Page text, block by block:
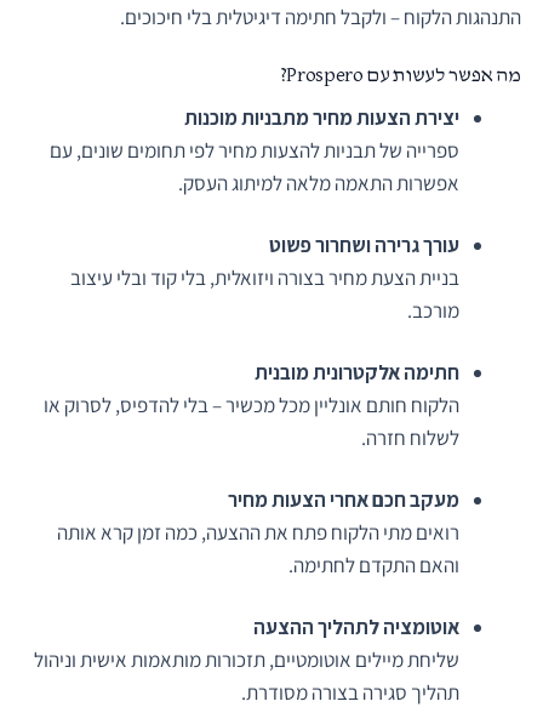
התנהגות הלקוח – ולקבל חתימה דיגיטלית בלי חיכוכים.
מה אפשר לעשות עם Prospero?
יצירת הצעות מחיר מתבניות מוכנות
ספרייה של תבניות להצעות מחיר לפי תחומים שונים, עם
אפשרות התאמה מלאה למיתוג העסק.
עורך גרירה ושחרור פשוט
בניית הצעת מחיר בצורה ויזואלית, בלי קוד ובלי עיצוב
מורכב.
חתימה אלקטרונית מובנית
הלקוח חותם אונליין מכל מכשיר – בלי להדפיס, לסרוק או
לשלוח חזרה.
מעקב חכם אחרי הצעות מחיר
רואים מתי הלקוח פתח את ההצעה, כמה זמן קרא אותה
והאם התקדם לחתימה.
אוטומציה לתהליך ההצעה
שליחת מיילים אוטומטיים, תזכורות מותאמות אישית וניהול
תהליך סגירה בצורה מסודרת.